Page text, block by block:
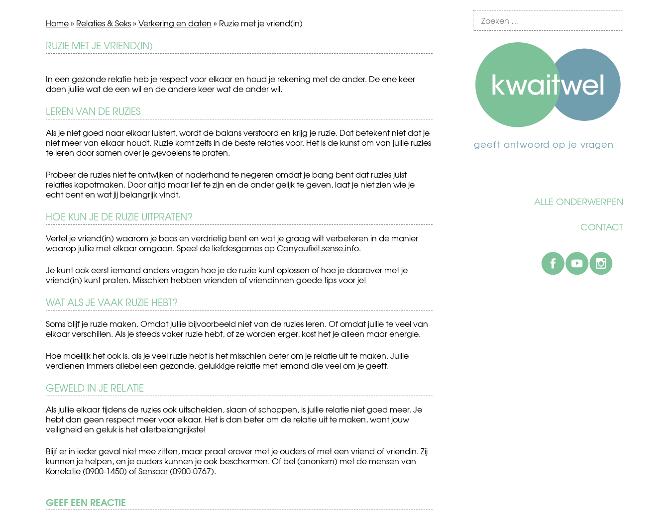
geeft antwoord op je vragen
ALLE ONDERWERPEN
CONTACT
facebook
Home» Relaties & Seks» Verkering en daten » Ruzie met je vriend(in)
RUZIE MET JE VRIEND(IN)
In een gezonde relatie heb je respect voor elkaar en houd je rekening met de ander. De ene keer
doen jullie wat de een wil en de andere keer wat de ander wil.
LEREN VAN DE RUZIES
Als je niet goed naar elkaar luistert, wordt de balans verstoord en krijg je ruzie. Dat betekent niet dat je
niet meer van elkaar houdt. Ruzie komt zelfs in de beste relaties voor. Het is de kunst om van jullie ruzies
te leren door samen over je gevoelens te praten.
Probeer de ruzies niet te ontwijken of naderhand te negeren omdat je bang bent dat ruzies juist
relaties kapotmaken. Door altijd maar lief te zijn en de ander gelijk te geven, laat je niet zien wie je
echt bent en wat jij belangrijk vindt.
HOE KUN JE DE RUZIE UITPRATEN?
Vertel je vriend(in) waarom je boos en verdrietig bent en wat je graag wilt verbeteren in de manier
waarop jullie met elkaar omgaan. Speel de liefdesgames opCanyoufixit.sense.info.
Je kunt ook eerst iemand anders vragen hoe je de ruzie kunt oplossen of hoe je daarover met je
vriend(in) kunt praten. Misschien hebben vrienden of vriendinnen goede tips voor je!
WAT ALS JE VAAK RUZIE HEBT?
Soms blijf je ruzie maken. Omdat jullie bijvoorbeeld niet van de ruzies leren. Of omdat jullie te veel van
elkaar verschillen. Als je steeds vaker ruzie hebt, of ze worden erger, kost het je alleen maar energie.
Hoe moeilijk het ook is, als je veel ruzie hebt is het misschien beter om je relatie uit te maken. Jullie
verdienen immers allebei een gezonde, gelukkige relatie met iemand die veel om je geeft.
GEWELD IN JE RELATIE
Als jullie elkaar tijdens de ruzies ook uitschelden, slaan of schoppen, is jullie relatie niet goed meer. Je
hebt dan geen respect meer voor elkaar. Het is dan beter om de relatie uit te maken, want jouw
veiligheid en geluk is het allerbelangrijkste!
Blijf er in ieder geval niet mee zitten, maar praat erover met je ouders of met een vriend of vriendin. Zij
kunnen je helpen, en je ouders kunnen je ook beschermen. Of bel (anoniem) met de mensen van
Korrelatie (0900-1450) ofSensoor (0900-0767).
BERICHT
NAVIGATIE
Salaris
en
Examenstress
GEEF EEN REACTIE